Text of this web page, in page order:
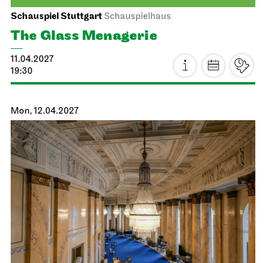
Schauspiel Stuttgart Schauspielhaus
The Glass Menagerie
11.04.2027
19:30
Mon, 12.04.2027